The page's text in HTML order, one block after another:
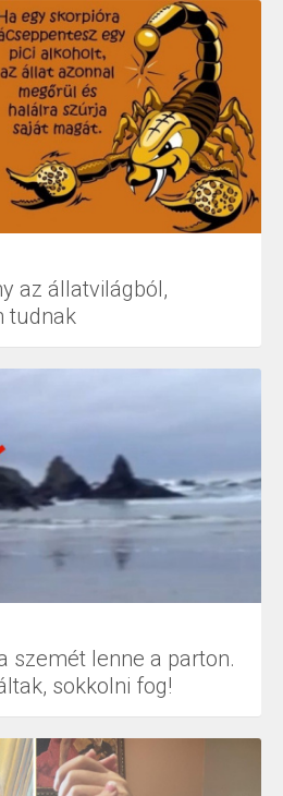
az állatvilágból,
tudnak
szemét lenne a parton.
sokkolni fog!